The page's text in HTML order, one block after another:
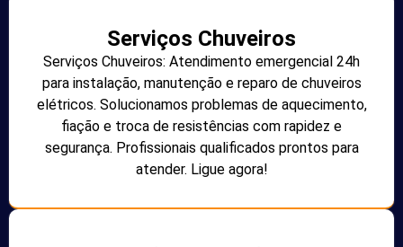
Serviços Chuveiros
Serviços Chuveiros: Atendimento emergencial 24h
para instalação, manutenção e reparo de chuveiros
elétricos. Solucionamos problemas de aquecimento,
fiação e troca de resistências com rapidez e
segurança. Profissionais qualificados prontos para
atender. Ligue agora!